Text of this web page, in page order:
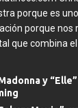
porque es
porque nos
que combina el
y